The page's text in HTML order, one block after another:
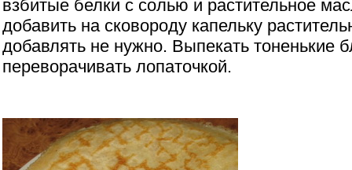
взбитые белки с солью и растительное
добавить на сковороду капельку
добавлять не нужно. Выпекать тоненькие
переворачивать лопаточкой.